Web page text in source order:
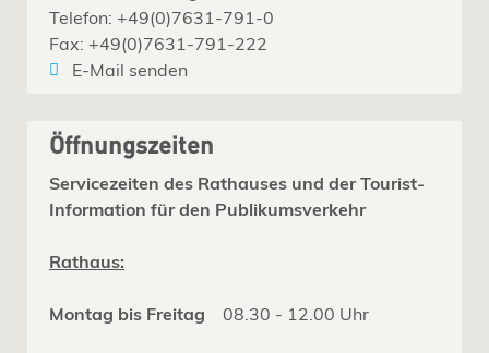
Telefon: +49(0)7631-791-0
Fax: +49(0)7631-791-222
E-Mail senden
Öffnungszeiten
Servicezeiten des Rathauses und der Tourist-
Information für den Publikumsverkehr
Rathaus:
Montag bis Freitag 08.30 - 12.00 Uhr